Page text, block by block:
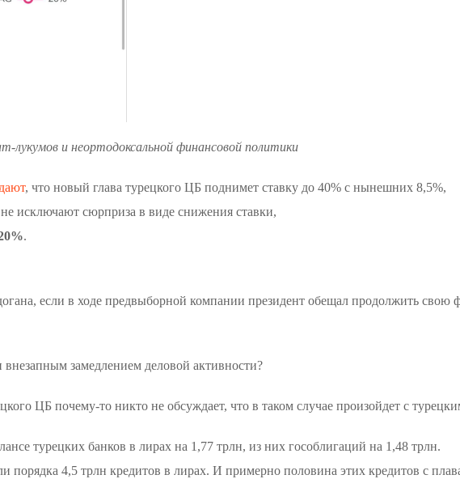
лукумов и неортодоксальной финансовой политики
, что новый глава турецкого ЦБ поднимет ставку до 40% с нынешних 8,5%,
не исключают сюрприза в виде снижения ставки,
.
если в ходе предвыборной компании президент обещал продолжить
внезапным замедлением деловой активности?
ЦБ почему-то никто не обсуждает, что в таком случае произойдет с
турецких банков в лирах на 1,77 трлн, из них гособлигаций на 1,48 трлн.
порядка 4,5 трлн кредитов в лирах. И примерно половина этих кредитов с